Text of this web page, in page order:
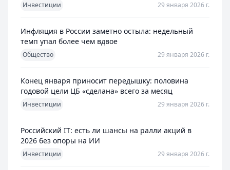
Инвестиции 29 января 2026 г.
Инфляция в России заметно остыла: недельный
темп упал более чем вдвое
Общество 29 января 2026 г.
Конец января приносит передышку: половина
годовой цели ЦБ «сделана» всего за месяц
Инвестиции 29 января 2026 г.
Российский IT: есть ли шансы на ралли акций в
2026 без опоры на ИИ
Инвестиции 29 января 2026 г.